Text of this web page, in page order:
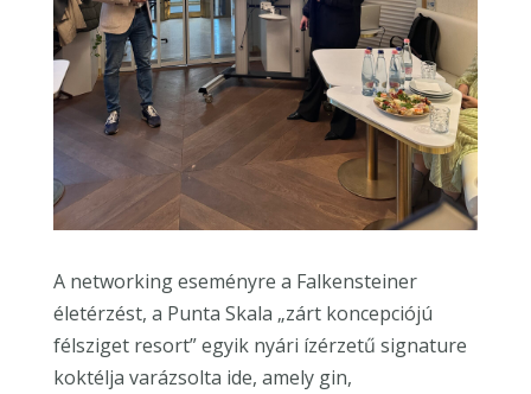
A networking eseményre a Falkensteiner
életérzést, a Punta Skala „zárt koncepciójú
félsziget resort” egyik nyári ízérzetű signature
koktélja varázsolta ide, amely gin,